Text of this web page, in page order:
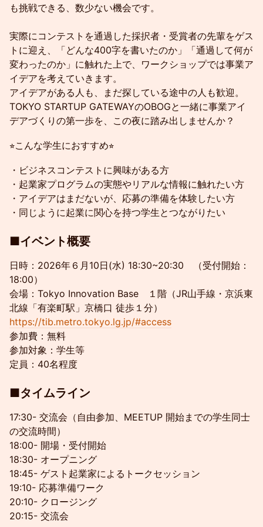
も挑戦できる、数少ない機会です。
実際にコンテストを通過した採択者・受賞者の先輩をゲス
トに迎え、「どんな400字を書いたのか」「通過して何が
変わったのか」に触れた上で、ワークショップでは事業ア
イデアを考えていきます。
アイデアがある人も、まだ探している途中の人も歓迎。
TOKYO STARTUP GATEWAYのOBOGと一緒に事業アイ
デアづくりの第一歩を、この夜に踏み出しませんか？
⭐︎こんな学生におすすめ⭐︎
・ビジネスコンテストに興味がある方
・起業家プログラムの実態やリアルな情報に触れたい方
・アイデアはまだないが、応募の準備を体験したい方
・同じように起業に関心を持つ学生とつながりたい
​■イベント概要
日時：2026年６月10日(水) 18:30~20:30 （受付開始：
18:00）
会場：Tokyo Innovation Base １階（JR山手線・京浜東
北線「有楽町駅」京橋口 徒歩１分）
https://tib.metro.tokyo.lg.jp/#access
参加費：無料
参加対象：学生等
定員：40名程度
■タイムライン
17:30- 交流会（自由参加、MEETUP 開始までの学生同士
の交流時間）
18:00- 開場・受付開始
18:30- オープニング
18:45- ゲスト起業家によるトークセッション
19:10- 応募準備ワーク
20:10- クロージング
20:15- 交流会